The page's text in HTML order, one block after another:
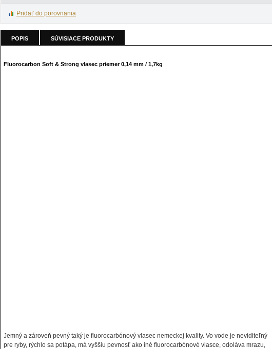
Pridať do porovnania
POPIS SÚVISIACE PRODUKTY
Fluorocarbon Soft & Strong vlasec priemer 0,14 mm / 1,7kg
Jemný a zároveň pevný taký je fluorocarbónový vlasec nemeckej kvality. Vo vode je neviditeľný
pre ryby, rýchlo sa potápa, má vyššiu pevnosť ako iné fluorocarbónové vlasce, odoláva mrazu,